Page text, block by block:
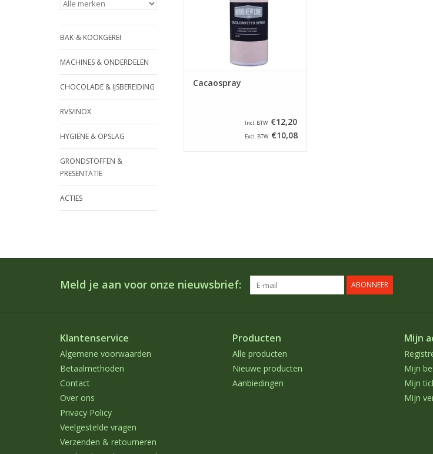
BAK-& KOOKGEREI
MACHINES & ONDERDELEN
CHOCOLADE & IJSBEREIDING
RVS/INOX
HYGIËNE & OPSLAG
GRONDSTOFFEN &
PRESENTATIE
ACTIES
fondant te beschermen tegen
uitdroging. Deze spray is ook
ideaal om je eetbare print op
icing of fros
TOEVOEGEN AAN WINKELWAGEN
Cacaospray
Incl. BTW €12,20
Excl. BTW €10,08
Meld je aan voor onze nieuwsbrief: ABONNEER
Klantenservice
Algemene voorwaarden
Betaalmethoden
Contact
Over ons
Privacy Policy
Veelgestelde vragen
Verzenden & retourneren
Producten
Alle producten
Nieuwe producten
Aanbiedingen
Mijn
Mijn
Mijn
Mijn